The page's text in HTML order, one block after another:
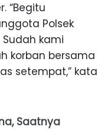
“Begitu
Polsek
kami
korban bersama
setempat,” kata
Saatnya